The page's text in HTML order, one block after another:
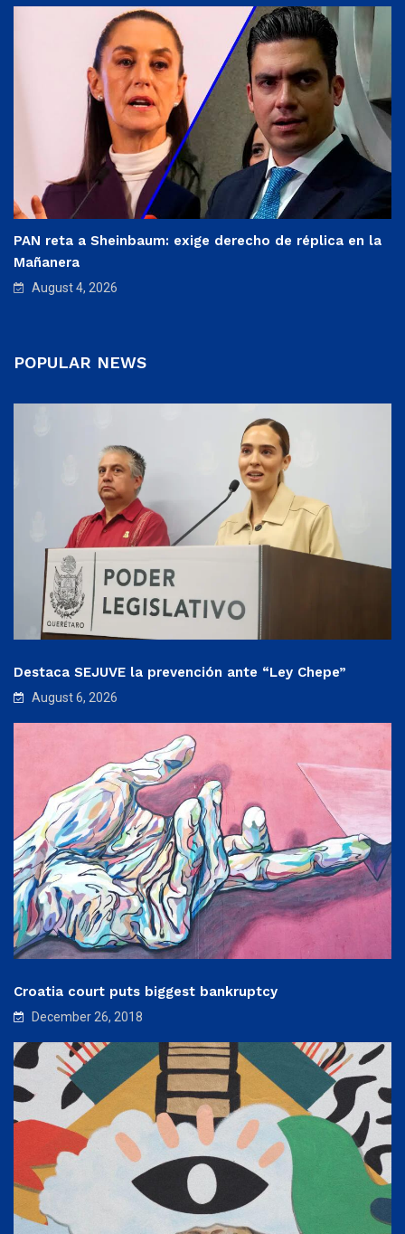
PAN reta a Sheinbaum: exige derecho de réplica en la
Mañanera
August 4, 2026
POPULAR NEWS
Destaca SEJUVE la prevención ante “Ley Chepe”
August 6, 2026
Croatia court puts biggest bankruptcy
December 26, 2018